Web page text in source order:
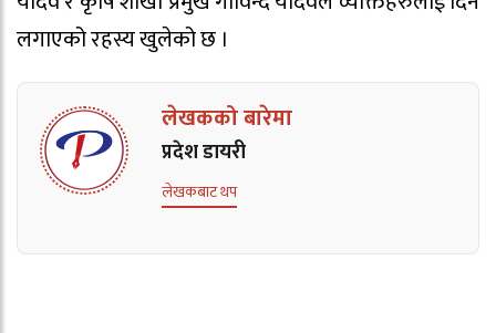
लगाएको रहस्य खुलेको छ ।
लेखकको बारेमा
प्रदेश डायरी
लेखकबाट थप